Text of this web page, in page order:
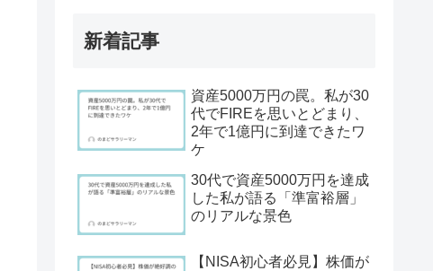
新着記事
資産5000万円の罠。私が30
代でFIREを思いとどまり、
2年で1億円に到達できたワ
ケ
30代で資産5000万円を達成
した私が語る「準富裕層」
のリアルな景色
【NISA初心者必見】株価が